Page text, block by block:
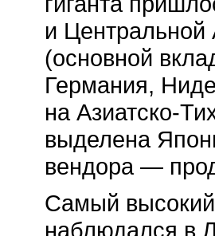
и
(основной
Германия,
на Азиатско-
выделена
вендора —
Самый
наблюдался в